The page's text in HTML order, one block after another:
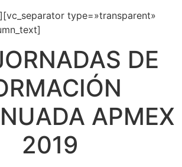
type=»transparent»
DE
APMEX
2019